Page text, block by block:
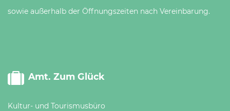
sowie außerhalb der Öffnungszeiten nach Vereinbarung.
Amt. Zum Glück
Kultur- und Tourismusbüro